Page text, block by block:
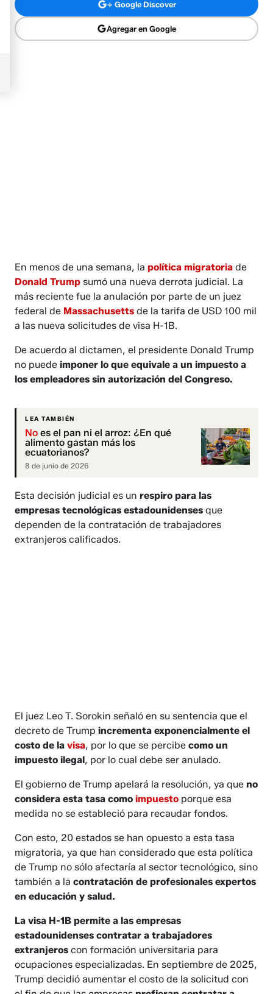
+ Google Discover
Agregar en Google
En menos de una semana, lapolítica migratoria de
Donald Trump sumó una nueva derrota judicial. La
más reciente fue la anulación por parte de un juez
federal de Massachusettsde la tarifa de USD 100 mil
a las nueva solicitudes de visa H-1B.
De acuerdo al dictamen, el presidente Donald Trump
no puedeimponer lo que equivale a un impuesto a
los empleadores sin autorización del Congreso.
LEA TAMBIÉN
No es el pan ni el arroz: ¿En qué
alimento gastan más los
ecuatorianos?
8 de junio de 2026
Esta decisión judicial es un respiro para las
empresas tecnológicas estadounidensesque
dependen de la contratación de trabajadores
extranjeros calificados.
El juez Leo T. Sorokin señaló en su sentencia que el
decreto de Trumpincrementa exponencialmente el
costo de lavisa, por lo que se percibecomo un
impuesto ilegal, por lo cual debe ser anulado.
El gobierno de Trump apelará la resolución, ya queno
considera esta tasa comoimpuesto porque esa
medida no se estableció para recaudar fondos.
Con esto, 20 estados se han opuesto a esta tasa
migratoria, ya que han considerado que esta política
de Trump no sólo afectaría al sector tecnológico, sino
también a lacontratación de profesionales expertos
en educación y salud.
La visa H-1B permite a las empresas
estadounidenses contratar a trabajadores
extranjeros con formación universitaria para
ocupaciones especializadas. En septiembre de 2025,
Trump decidió aumentar el costo de la solicitud con